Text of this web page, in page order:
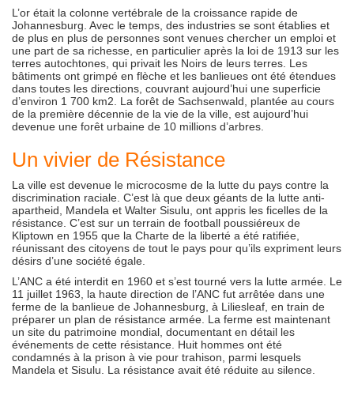
L’or était la colonne vertébrale de la croissance rapide de
Johannesburg. Avec le temps, des industries se sont établies et
de plus en plus de personnes sont venues chercher un emploi et
une part de sa richesse, en particulier après la loi de 1913 sur les
terres autochtones, qui privait les Noirs de leurs terres. Les
bâtiments ont grimpé en flèche et les banlieues ont été étendues
dans toutes les directions, couvrant aujourd’hui une superficie
d’environ 1 700 km2. La forêt de Sachsenwald, plantée au cours
de la première décennie de la vie de la ville, est aujourd’hui
devenue une forêt urbaine de 10 millions d’arbres.
Un vivier de Résistance
La ville est devenue le microcosme de la lutte du pays contre la
discrimination raciale. C’est là que deux géants de la lutte anti-
apartheid, Mandela et Walter Sisulu, ont appris les ficelles de la
résistance. C’est sur un terrain de football poussiéreux de
Kliptown en 1955 que la Charte de la liberté a été ratifiée,
réunissant des citoyens de tout le pays pour qu’ils expriment leurs
désirs d’une société égale.
L’ANC a été interdit en 1960 et s’est tourné vers la lutte armée. Le
11 juillet 1963, la haute direction de l’ANC fut arrêtée dans une
ferme de la banlieue de Johannesburg, à Liliesleaf, en train de
préparer un plan de résistance armée. La ferme est maintenant
un site du patrimoine mondial, documentant en détail les
événements de cette résistance. Huit hommes ont été
condamnés à la prison à vie pour trahison, parmi lesquels
Mandela et Sisulu. La résistance avait été réduite au silence.